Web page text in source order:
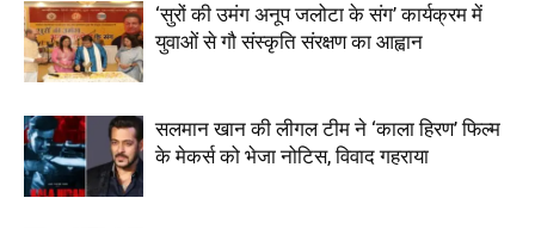
‘सुरों की उमंग अनूप जलोटा के संग’ कार्यक्रम में
युवाओं से गौ संस्कृति संरक्षण का आह्वान
सलमान खान की लीगल टीम ने ‘काला हिरण’ फिल्म
के मेकर्स को भेजा नोटिस, विवाद गहराया